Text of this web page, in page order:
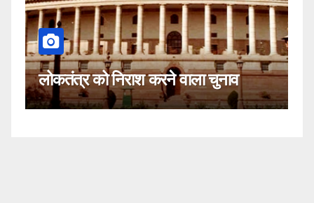
को निराश करने वाला चुनाव
कहीं यह
नहीं!